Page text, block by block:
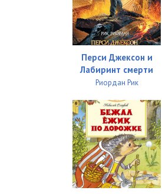
Перси Джексон и
Лабиринт смерти
Риордан Рик